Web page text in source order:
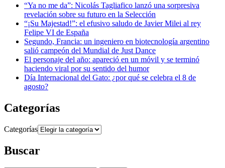
“Ya no me da”: Nicolás Tagliafico lanzó una sorpresiva
revelación sobre su futuro en la Selección
“¡Su Majestad!”: el efusivo saludo de Javier Milei al rey
Felipe VI de España
Segundo, Francia: un ingeniero en biotecnología argentino
salió campeón del Mundial de Just Dance
El personaje del año: apareció en un móvil y se terminó
haciendo viral por su sentido del humor
Día Internacional del Gato: ¿por qué se celebra el 8 de
agosto?
Categorías
Categorías
Buscar